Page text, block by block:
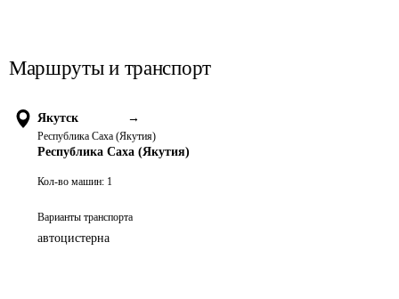
Маршруты и транспорт
Якутск →
Республика Саха (Якутия)
Республика Саха (Якутия)
Кол-во машин: 1
Варианты транспорта
автоцистерна